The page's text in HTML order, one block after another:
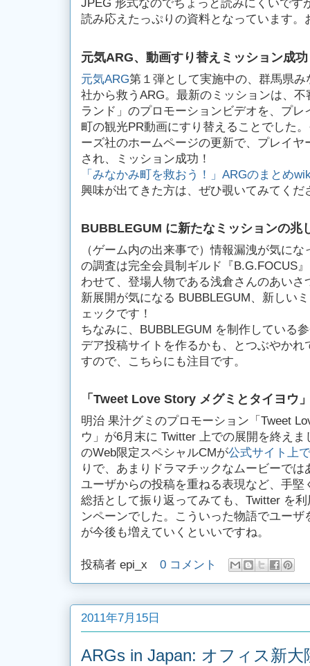
JPEG 形式なのでちょっと読みにくいです
読み応えたっぷりの資料となっています。
元気ARG、動画すり替えミッション成
元気ARG第１弾として実施中の、群馬県
社から救うARG。最新のミッションは、
ランド」のプロモーションビデオを、プ
町の観光PR動画にすり替えることでした
ーズ社のホームページの更新で、プレイ
され、ミッション成功！
「みなかみ町を救おう！」ARGのまとめ
興味が出てきた方は、ぜひ覗いてみてくだ
BUBBLEGUM に新たなミッションの兆
（ゲーム内の出来事で）情報漏洩が気に
の調査は完全会員制ギルド『B.G.FOCUS
わせて、登場人物である浅倉さんのあい
新展開が気になる BUBBLEGUM、新しい
ェックです！
ちなみに、BUBBLEGUM を制作している
デア投稿サイトを作るかも、とつぶやか
すので、こちらにも注目です。
「Tweet Love Story メグミとタイヨウ
明治 果汁グミのプロモーション「Tweet
ウ」が6月末に Twitter 上での展開を終え
のWeb限定スペシャルCMが公式サイト上で
りで、あまりドラマチックなムービーで
ユーザからの投稿を重ねる表現など、手堅
総括として振り返ってみても、Twitter を
ンペーンでした。こういった物語でユー
が今後も増えていくといいですね。
投稿者 epi_x 0 コメント
2011年7月15日
ARGs in Japan: オフィス新